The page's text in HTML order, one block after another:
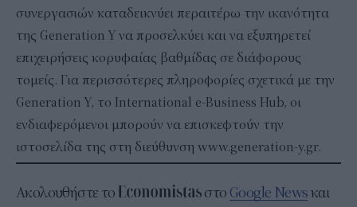
συνεργασιών καταδεικνύει περαιτέρω την ικανότητα
της Generation Y να προσελκύει και να εξυπηρετεί
επιχειρήσεις κορυφαίας βαθμίδας σε διάφορους
τομείς. Για περισσότερες πληροφορίες σχετικά με την
Generation Y, το International e-Business Hub, οι
ενδιαφερόμενοι μπορούν να επισκεφτούν την
ιστοσελίδα της στη διεύθυνση www.generation-y.gr.
Ακολουθήστε το στο Google Newsκαι